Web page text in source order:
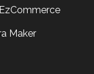
Maker